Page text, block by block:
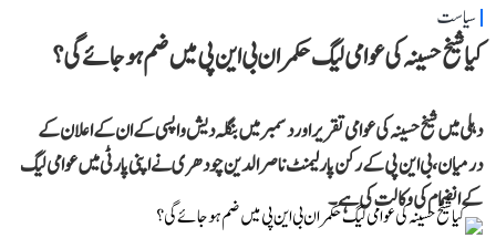
سیاست
کیا شیخ حسینہ کی عوامی لیگ حکمران بی این پی میں ضم ہو جائے گی؟
دہلی میں شیخ حسینہ کی عوامی تقریر اور دسمبر میں بنگلہ دیش واپسی کے ان کے اعلان کے
درمیان، بی این پی کے رکن پارلیمنٹ ناصر الدین چودھری نے اپنی پارٹی میں عوامی لیگ
کے انضمام کی وکالت کی ہے۔